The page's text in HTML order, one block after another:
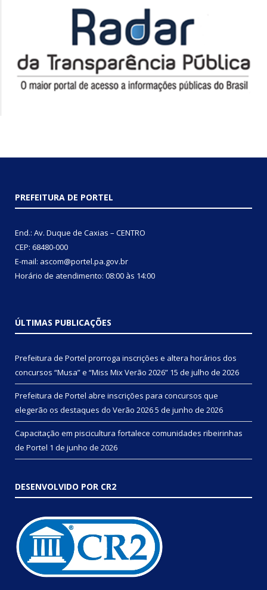
PREFEITURA DE PORTEL
End.: Av. Duque de Caxias – CENTRO
CEP: 68480-000
E-mail: ascom@portel.pa.gov.br
Horário de atendimento: 08:00 às 14:00
ÚLTIMAS PUBLICAÇÕES
Prefeitura de Portel prorroga inscrições e altera horários dos
concursos “Musa” e “Miss Mix Verão 2026” 15 de julho de 2026
Prefeitura de Portel abre inscrições para concursos que
elegerão os destaques do Verão 20265 de junho de 2026
Capacitação em piscicultura fortalece comunidades ribeirinhas
de Portel 1 de junho de 2026
DESENVOLVIDO POR CR2